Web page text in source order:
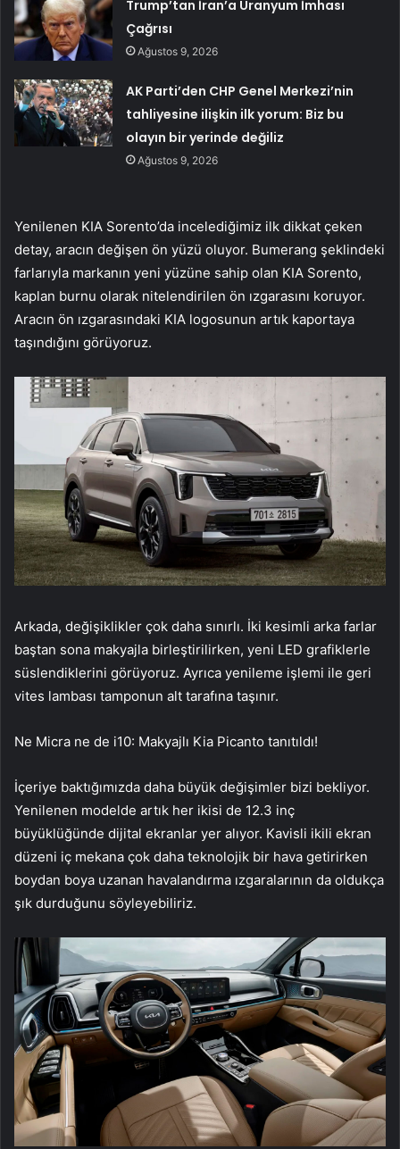
Trump’tan İran’a Uranyum İmhası
Çağrısı
Ağustos 9, 2026
AK Parti’den CHP Genel Merkezi’nin
tahliyesine ilişkin ilk yorum: Biz bu
olayın bir yerinde değiliz
Ağustos 9, 2026
Yenilenen KIA Sorento’da incelediğimiz ilk dikkat çeken
detay, aracın değişen ön yüzü oluyor. Bumerang şeklindeki
farlarıyla markanın yeni yüzüne sahip olan KIA Sorento,
kaplan burnu olarak nitelendirilen ön ızgarasını koruyor.
Aracın ön ızgarasındaki KIA logosunun artık kaportaya
taşındığını görüyoruz.
Arkada, değişiklikler çok daha sınırlı. İki kesimli arka farlar
baştan sona makyajla birleştirilirken, yeni LED grafiklerle
süslendiklerini görüyoruz. Ayrıca yenileme işlemi ile geri
vites lambası tamponun alt tarafına taşınır.
Ne Micra ne de i10: Makyajlı Kia Picanto tanıtıldı!
İçeriye baktığımızda daha büyük değişimler bizi bekliyor.
Yenilenen modelde artık her ikisi de 12.3 inç
büyüklüğünde dijital ekranlar yer alıyor. Kavisli ikili ekran
düzeni iç mekana çok daha teknolojik bir hava getirirken
boydan boya uzanan havalandırma ızgaralarının da oldukça
şık durduğunu söyleyebiliriz.